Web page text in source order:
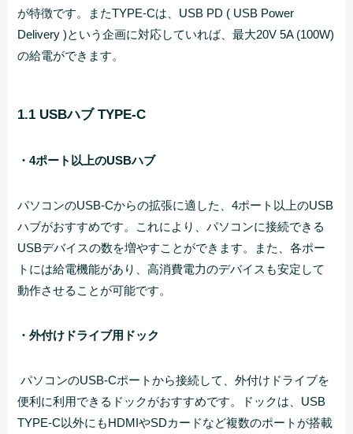
が特徴です。またTYPE-Cは、USB PD ( USB Power
Delivery )という企画に対応していれば、最大20V 5A (100W)
の給電ができます。
1.1 USBハブ TYPE-C
・4ポート以上のUSBハブ
パソコンのUSB-Cからの拡張に適した、4ポート以上のUSB
ハブがおすすめです。これにより、パソコンに接続できる
USBデバイスの数を増やすことができます。また、各ポー
トには給電機能があり、高消費電力のデバイスも安定して
動作させることが可能です。
・外付けドライブ用ドック
パソコンのUSB-Cポートから接続して、外付けドライブを
便利に利用できるドックがおすすめです。ドックは、USB
TYPE-C以外にもHDMIやSDカードなど複数のポートが搭載